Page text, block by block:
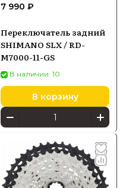
7 990 ₽
Переключатель задний
SHIMANO SLX / RD-
M7000-11-GS
В наличии: 10
В корзину